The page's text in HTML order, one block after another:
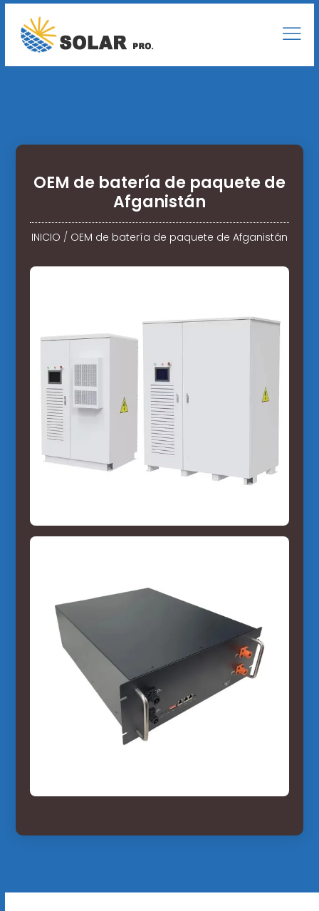
OEM de batería de paquete de
Afganistán
INICIO / OEM de batería de paquete de Afganistán